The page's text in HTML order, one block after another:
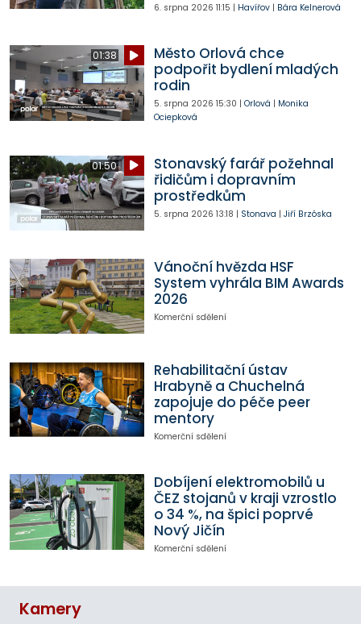
6. srpna 2026 11:15 | Havířov| Bára Kelnerová
01:38
Město Orlová chce
podpořit bydlení mladých
rodin
5. srpna 2026 15:30 | Orlová | Monika
Ociepková
01:50
Stonavský farář požehnal
řidičům i dopravním
prostředkům
5. srpna 2026 13:18 | Stonava | Jiří Brzóska
Vánoční hvězda HSF
System vyhrála BIM Awards
2026
Komerční sdělení
Rehabilitační ústav
Hrabyně a Chuchelná
zapojuje do péče peer
mentory
Komerční sdělení
Dobíjení elektromobilů u
ČEZ stojanů v kraji vzrostlo
o 34 %, na špici poprvé
Nový Jičín
Komerční sdělení
Kamery